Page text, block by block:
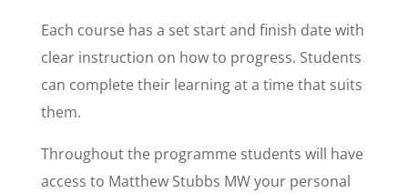
Each course has a set start and finish date with
clear instruction on how to progress. Students
can complete their learning at a time that suits
them.
Throughout the programme students will have
access to Matthew Stubbs MW your personal